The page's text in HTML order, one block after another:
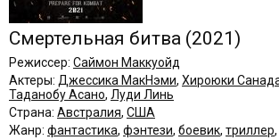
Смертельная битва (2021)
Режиссер: Саймон Маккуойд
Актеры: Джессика МакНэми, Хироюки
Таданобу Асано, Луди Линь
Страна: Австралия, США
Жанр: фантастика, фэнтези, боевик, триллер,